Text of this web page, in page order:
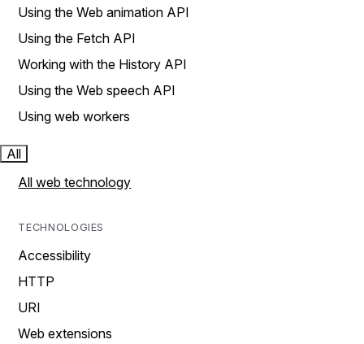
Using the Web animation API
Using the Fetch API
Working with the History API
Using the Web speech API
Using web workers
All
All web technology
TECHNOLOGIES
Accessibility
HTTP
URI
Web extensions